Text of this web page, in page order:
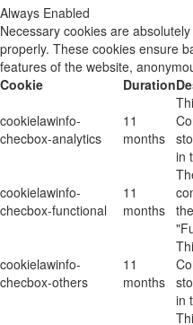
Always Enabled
Necessary cookies are
properly. These cookies ensure
features of the website,
Cookie
Duration
cookielawinfo-
checbox-analytics
11
months
in
cookielawinfo-
checbox-functional
11
months
cookielawinfo-
checbox-others
11
months
in